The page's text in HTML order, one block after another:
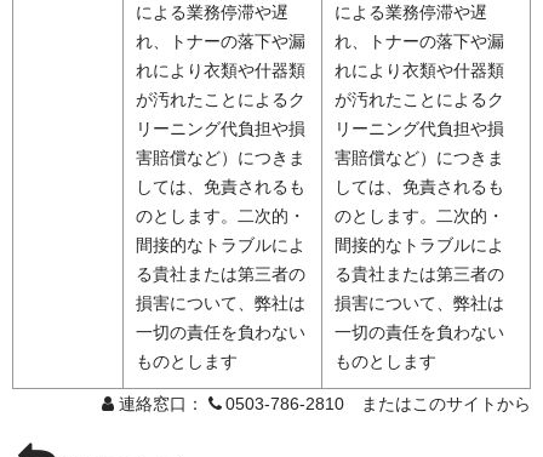
による業務停滞や遅
れ、トナーの落下や漏
れにより衣類や什器類
が汚れたことによるク
リーニング代負担や損
害賠償など）につきま
しては、免責されるも
のとします。二次的・
間接的なトラブルによ
る貴社または第三者の
損害について、弊社は
一切の責任を負わない
ものとします
による業務停滞や遅
れ、トナーの落下や漏
れにより衣類や什器類
が汚れたことによるク
リーニング代負担や損
害賠償など）につきま
しては、免責されるも
のとします。二次的・
間接的なトラブルによ
る貴社または第三者の
損害について、弊社は
一切の責任を負わない
ものとします
連絡窓口： 0503-786-2810 またはこのサイトから